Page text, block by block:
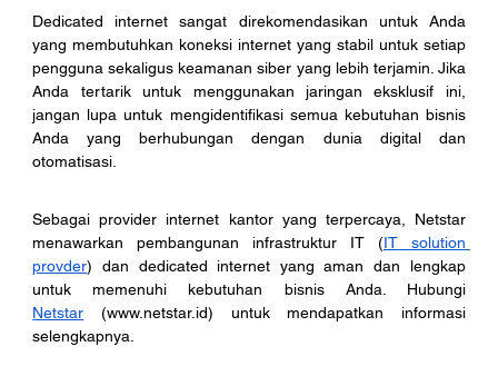
Dedicated internet sangat direkomendasikan untuk Anda
yang membutuhkan koneksi internet yang stabil untuk setiap
pengguna sekaligus keamanan siber yang lebih terjamin. Jika
Anda tertarik untuk menggunakan jaringan eksklusif ini,
jangan lupa untuk mengidentifikasi semua kebutuhan bisnis
Anda yang berhubungan dengan dunia digital dan
otomatisasi.
Sebagai provider internet kantor yang terpercaya, Netstar
menawarkan pembangunan infrastruktur IT (IT solution
provder) dan dedicated internet yang aman dan lengkap
untuk memenuhi kebutuhan bisnis Anda. Hubungi
Netstar (www.netstar.id) untuk mendapatkan informasi
selengkapnya.